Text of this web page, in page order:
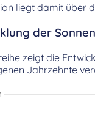
liegt damit über
der
zeigt die
Jahrzehnte